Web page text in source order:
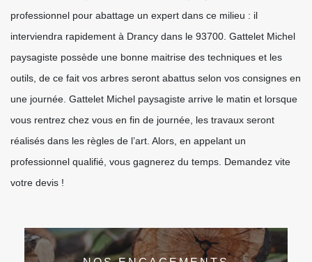
professionnel pour abattage un expert dans ce milieu : il
interviendra rapidement à Drancy dans le 93700. Gattelet Michel
paysagiste possède une bonne maitrise des techniques et les
outils, de ce fait vos arbres seront abattus selon vos consignes en
une journée. Gattelet Michel paysagiste arrive le matin et lorsque
vous rentrez chez vous en fin de journée, les travaux seront
réalisés dans les règles de l’art. Alors, en appelant un
professionnel qualifié, vous gagnerez du temps. Demandez vite
votre devis !